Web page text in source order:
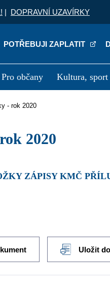
| DOPRAVNÍ UZAVÍRKY
POTŘEBUJI ZAPLATIT
Pro občany Kultura, sport
- rok 2020
2020
ZÁPISY KMČ
Uložit